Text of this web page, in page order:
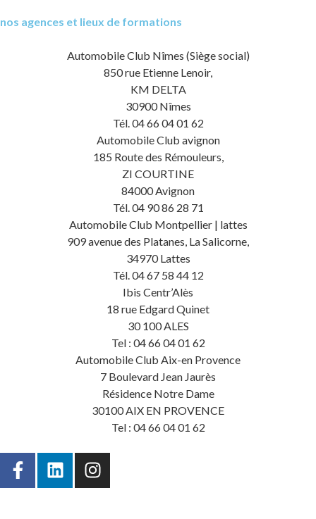
nos agences et lieux de formations
Automobile Club Nîmes (Siège social)
850 rue Etienne Lenoir,
KM DELTA
30900 Nîmes
Tél. 04 66 04 01 62
Automobile Club avignon
185 Route des Rémouleurs,
ZI COURTINE
84000 Avignon
Tél. 04 90 86 28 71
Automobile Club Montpellier | lattes
909 avenue des Platanes, La Salicorne,
34970 Lattes
Tél. 04 67 58 44 12
Ibis Centr’Alès
18 rue Edgard Quinet
30 100 ALES
Tel : 04 66 04 01 62
Automobile Club Aix-en Provence
7 Boulevard Jean Jaurès
Résidence Notre Dame
30100 AIX EN PROVENCE
Tel : 04 66 04 01 62